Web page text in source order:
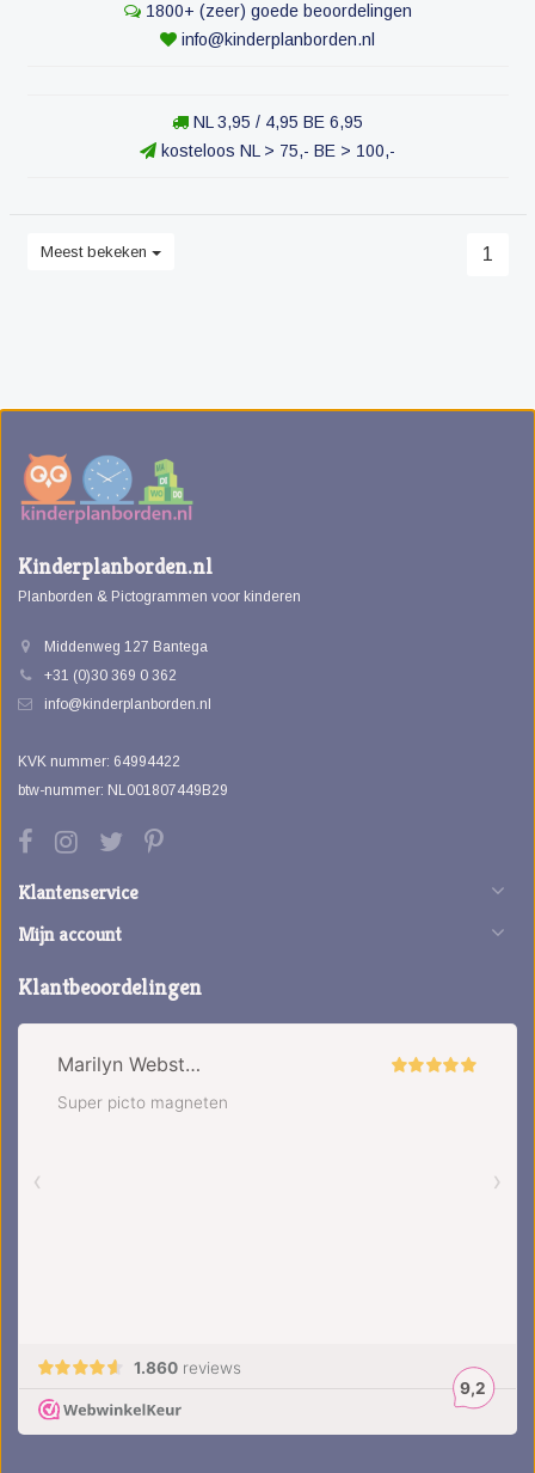
1800+ (zeer) goede beoordelingen
info@kinderplanborden.nl
NL 3,95 / 4,95 BE 6,95
kosteloos NL > 75,- BE > 100,-
Meest bekeken 1
Kinderplanborden.nl
Planborden & Pictogrammen voor kinderen
Middenweg 127 Bantega
+31 (0)30 369 0 362
info@kinderplanborden.nl
KVK nummer: 64994422
btw-nummer: NL001807449B29
Klantenservice
Mijn account
Klantbeoordelingen